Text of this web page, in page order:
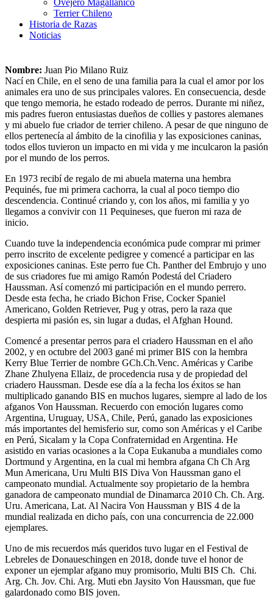
Terrier Chileno
Historia de Razas
Noticias
Nombre: Juan Pio Milano Ruiz
Nací en Chile, en el seno de una familia para la cual el amor por los
animales era uno de sus principales valores. En consecuencia, desde
que tengo memoria, he estado rodeado de perros. Durante mi niñez,
mis padres fueron entusiastas dueños de collies y pastores alemanes
y mi abuelo fue criador de terrier chileno. A pesar de que ninguno de
ellos pertenecía al ámbito de la cinofilia y las exposiciones caninas,
todos ellos tuvieron un impacto en mi vida y me inculcaron la pasión
por el mundo de los perros.
En 1973 recibí de regalo de mi abuela materna una hembra
Pequinés, fue mi primera cachorra, la cual al poco tiempo dio
descendencia. Continué criando y, con los años, mi familia y yo
llegamos a convivir con 11 Pequineses, que fueron mi raza de
inicio.
Cuando tuve la independencia económica pude comprar mi primer
perro inscrito de excelente pedigree y comencé a participar en las
exposiciones caninas. Este perro fue Ch. Panther del Embrujo y uno
de sus criadores fue mi amigo Ramón Podestá del Criadero
Haussman. Así comenzó mi participación en el mundo perrero.
Desde esta fecha, he criado Bichon Frise, Cocker Spaniel
Americano, Golden Retriever, Pug y otras, pero la raza que
despierta mi pasión es, sin lugar a dudas, el Afghan Hound.
Comencé a presentar perros para el criadero Haussman en el año
2002, y en octubre del 2003 gané mi primer BIS con la hembra
Kerry Blue Terrier de nombre GCh.Ch.Venc. Américas y Caribe
Zhane Zhulyena Ellaiz, de procedencia rusa y de propiedad del
criadero Haussman. Desde ese día a la fecha los éxitos se han
multiplicado ganando BIS en muchos lugares, siempre al lado de los
afganos Von Haussman. Recuerdo con emoción lugares como
Argentina, Uruguay, USA, Chile, Perú, ganado las exposiciones
más importantes del hemisferio sur, como son Américas y el Caribe
en Perú, Sicalam y la Copa Confraternidad en Argentina. He
asistido en varias ocasiones a la Copa Eukanuba a mundiales como
Dortmund y Argentina, en la cual mi hembra afgana Ch Ch Arg
Mun Americana, Uru Multi BIS Diva Von Haussman gano el
campeonato mundial. Actualmente soy propietario de la hembra
ganadora de campeonato mundial de Dinamarca 2010 Ch. Ch. Arg.
Uru. Americana, Lat. Al Nacira Von Haussman y BIS 4 de la
mundial realizada en dicho país, con una concurrencia de 22.000
ejemplares.
Uno de mis recuerdos más queridos tuvo lugar en el Festival de
Lebreles de Donaueschingen en 2018, donde tuve el honor de
exponer un ejemplar afgano muy promisorio, Multi BIS Ch. Chi.
Arg. Ch. Jov. Chi. Arg. Muti ebn Jaysito Von Haussman, que fue
galardonado como BIS joven.